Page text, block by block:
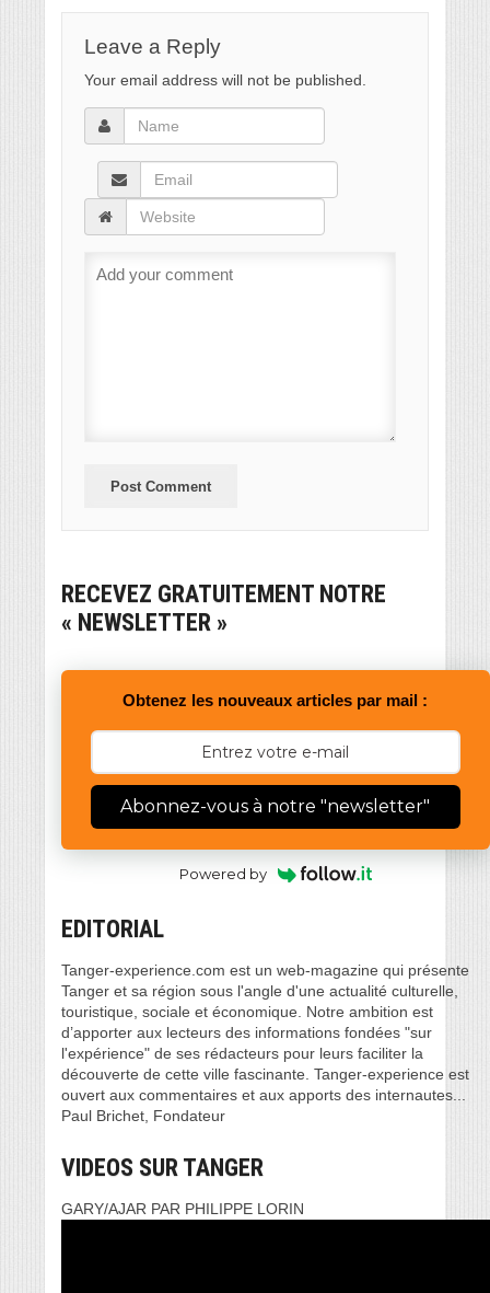
Leave a Reply
Your email address will not be published.
RECEVEZ GRATUITEMENT NOTRE
« NEWSLETTER »
Obtenez les nouveaux articles par mail :
Abonnez-vous à notre "newsletter"
Powered by
EDITORIAL
Tanger-experience.com est un web-magazine qui présente
Tanger et sa région sous l'angle d'une actualité culturelle,
touristique, sociale et économique. Notre ambition est
d’apporter aux lecteurs des informations fondées "sur
l'expérience" de ses rédacteurs pour leurs faciliter la
découverte de cette ville fascinante. Tanger-experience est
ouvert aux commentaires et aux apports des internautes...
Paul Brichet, Fondateur
VIDEOS SUR TANGER
GARY/AJAR PAR PHILIPPE LORIN